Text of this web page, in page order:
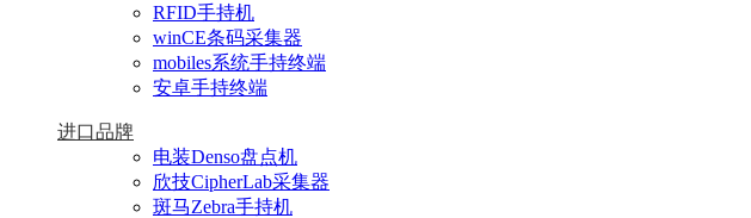
RFID手持机
winCE条码采集器
mobiles系统手持终端
安卓手持终端
进口品牌
电装Denso盘点机
欣技CipherLab采集器
斑马Zebra手持机